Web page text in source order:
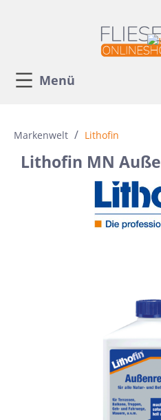
Menü
Markenwelt / Lithofin
Lithofin MN